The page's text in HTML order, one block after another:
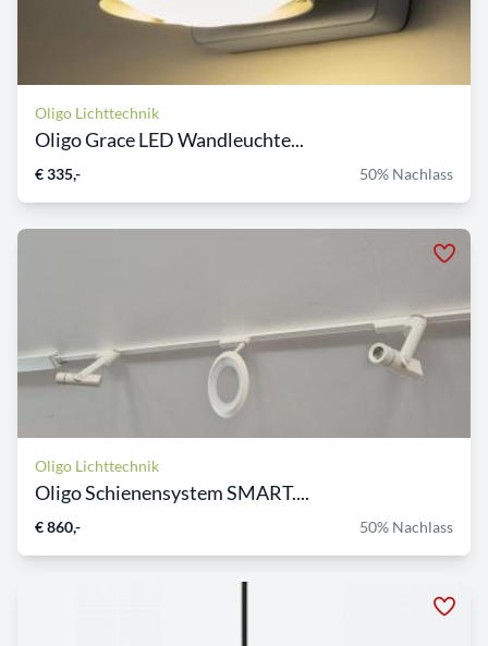
Oligo Lichttechnik
Oligo Grace LED Wandleuchte...
€ 335,- 50% Nachlass
Oligo Lichttechnik
Oligo Schienensystem SMART....
€ 860,- 50% Nachlass